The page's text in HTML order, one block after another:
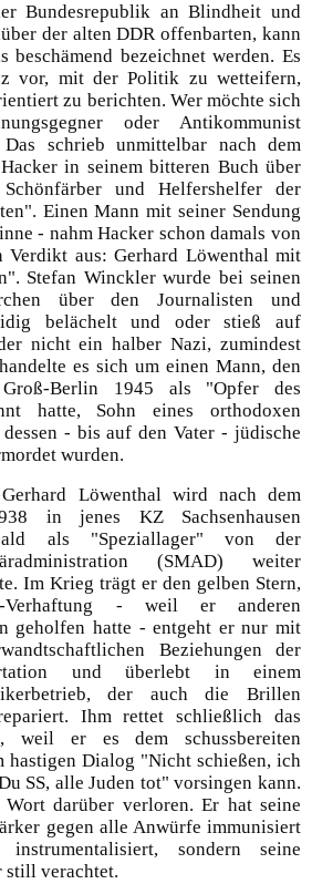
Bundesrepublik an Blindheit und
der alten DDR offenbarten, kann
bezeichnet werden. Es
vor, mit der Politik zu wetteifern,
zu berichten. Wer möchte sich
oder Antikommunist
Das schrieb unmittelbar nach dem
in seinem bitteren Buch über
und Helfershelfer der
Einen Mann mit seiner Sendung
- nahm Hacker schon damals von
Verdikt aus: Gerhard Löwenthal mit
Stefan Winckler wurde bei seinen
über den Journalisten und
belächelt und oder stieß auf
nicht ein halber Nazi, zumindest
es sich um einen Mann, den
Berlin 1945 als "Opfer des
hatte, Sohn eines orthodoxen
- bis auf den Vater - jüdische
wurden.
Löwenthal wird nach dem
in jenes KZ Sachsenhausen
als "Speziallager" von der
(SMAD) weiter
Im Krieg trägt er den gelben Stern,
Verhaftung - weil er anderen
geholfen hatte - entgeht er nur mit
Beziehungen der
und überlebt in einem
der auch die Brillen
Ihm rettet schließlich das
weil er es dem schussbereiten
hastigen Dialog "Nicht schießen, ich
SS, alle Juden tot" vorsingen kann.
darüber verloren. Er hat seine
gegen alle Anwürfe immunisiert
sondern seine
still verachtet.